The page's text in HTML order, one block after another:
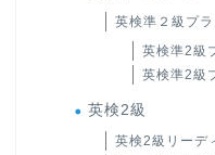
英検準２級プ
英検準2級
英検準2級
英検2級
英検2級リーデ